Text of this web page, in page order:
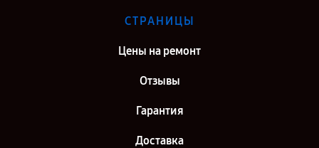
СТРАНИЦЫ
Цены на ремонт
Отзывы
Гарантия
Доставка